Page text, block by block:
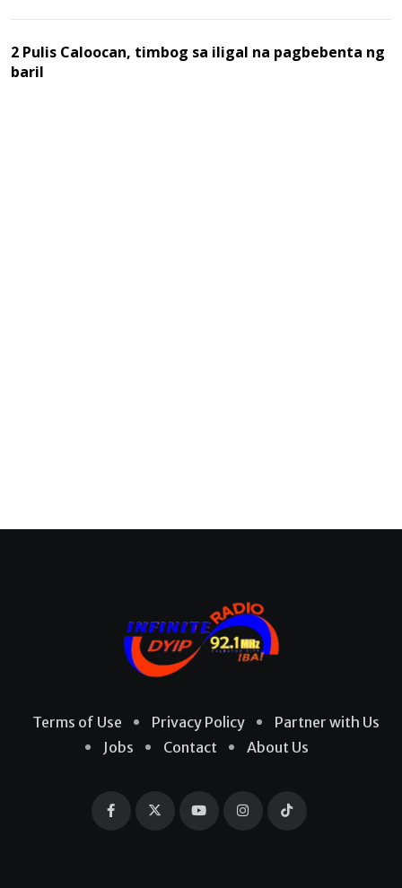
2 Pulis Caloocan, timbog sa iligal na pagbebenta ng
baril
Terms of Use Privacy Policy
Partner with Us
Jobs
Contact About Us